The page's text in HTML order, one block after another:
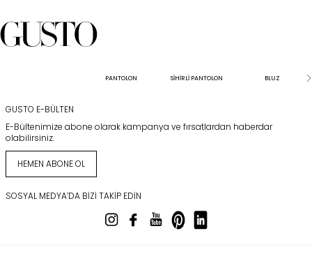
PANTOLON SİHİRLİ PANTOLON BLUZ
GUSTO E-BÜLTEN
E-Bültenimize abone olarak kampanya ve fırsatlardan haberdar
olabilirsiniz.
HEMEN ABONE OL
SOSYAL MEDYA’DA BIZI TAKIP EDIN